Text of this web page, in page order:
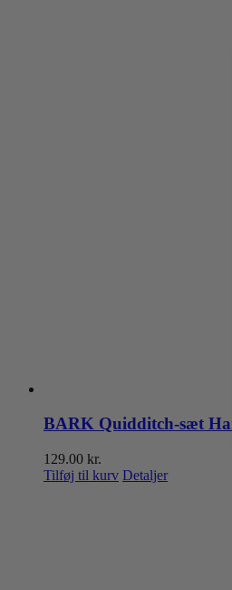
BARK Quidditch-sæt
129.00 kr.
Tilføj til kurv Detaljer